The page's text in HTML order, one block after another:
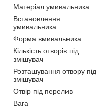
Матеріал умивальника
Встановлення
умивальника
Форма вмивальника
Кількість отворів під
змішувач
Розташування отвору під
змішувач
Отвір під перелив
Вага